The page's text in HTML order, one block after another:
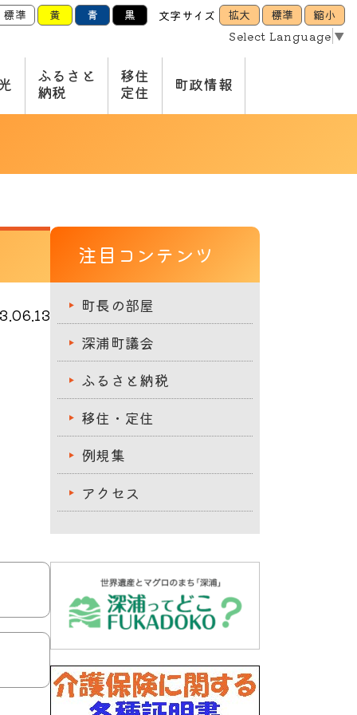
標準 黄 青 黒 文字サイズ 拡大 標準
縮小
Select Language ▼
ふるさと
納税
移住
定住
町政情報
注目コンテンツ
町長の部屋
深浦町議会
ふるさと納税
移住・定住
例規集
アクセス